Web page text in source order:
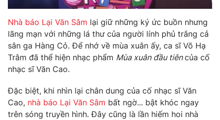
Video Shorts video
VTV Money VTV Thể thao
Thị trường 24h Tấm lòng Việt
Nhà báo Lại Văn Sâm lại giữ những ký ức buồn nhưng
lãng mạn với những lá thư của người lính phủ trắng cả
sân ga Hàng Cỏ. Để nhớ về mùa xuân ấy, ca sĩ Võ Hạ
Trâm đã thể hiện nhạc phẩm Mùa xuân đầu tiêncủa cố
nhạc sĩ Văn Cao.
Đặc biệt, khi nhìn lại chân dung của cố nhạc sĩ Văn
Cao, nhà báo Lại Văn Sâm bất ngờ... bật khóc ngay
trên sóng truyền hình. Đây cũng là lần hiếm hoi nhà